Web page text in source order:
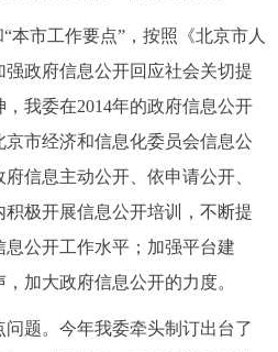
图说北京 视频北京
FRANÇAIS
العربية PORTUGUÊS
市工作要点”，按照《北京市人
政府信息公开回应社会关切提
我委在2014年的政府信息公开
市经济和信息化委员会信息公
信息主动公开、依申请公开、
极开展信息公开培训，不断提
公开工作水平；加强平台建
加大政府信息公开的力度。
题。今年我委牵头制订出台了